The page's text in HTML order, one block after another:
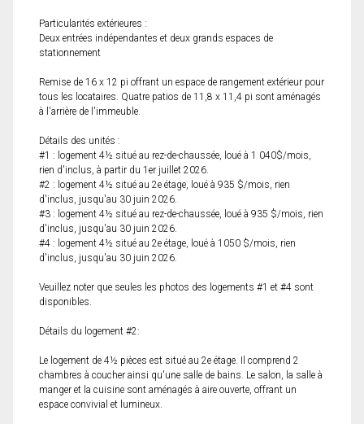
Particularités extérieures :
Deux entrées indépendantes et deux grands espaces de
stationnement
Remise de 16 x 12 pi offrant un espace de rangement extérieur pour
tous les locataires. Quatre patios de 11,8 x 11,4 pi sont aménagés
à l'arrière de l'immeuble.
Détails des unités :
#1 : logement 4½ situé au rez-de-chaussée, loué à 1 040$/mois,
rien d'inclus, à partir du 1er juillet 2026.
#2 : logement 4½ situé au 2e étage, loué à 935 $/mois, rien
d'inclus, jusqu'au 30 juin 2026.
#3 : logement 4½ situé au rez-de-chaussée, loué à 935 $/mois, rien
d'inclus, jusqu'au 30 juin 2026.
#4 : logement 4½ situé au 2e étage, loué à 1050 $/mois, rien
d'inclus, jusqu'au 30 juin 2026.
Veuillez noter que seules les photos des logements #1 et #4 sont
disponibles.
Détails du logement #2:
Le logement de 4½ pièces est situé au 2e étage. Il comprend 2
chambres à coucher ainsi qu'une salle de bains. Le salon, la salle à
manger et la cuisine sont aménagés à aire ouverte, offrant un
espace convivial et lumineux.